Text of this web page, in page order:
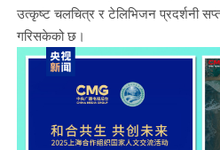
उत्कृष्ट चलचित्र र टेलिभिजन प्रदर्शनी
गरिसकेको छ।